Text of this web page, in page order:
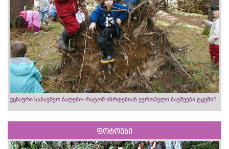
უცნაური საბავშვო ბაღები- რატომ იზრდებიან ევროპელი ბავშვები ტყეში?
ფოტოები